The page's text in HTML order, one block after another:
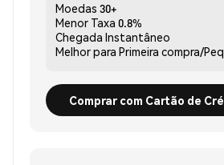
Moedas 30+
Menor Taxa 0.8%
Chegada Instantâneo
Melhor para Primeira compra/
Comprar com Cartão de